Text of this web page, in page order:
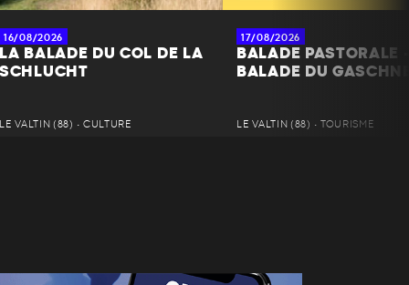
16/08/2026
LA BALADE DU COL DE LA
SCHLUCHT
LE VALTIN (88) • CULTURE
17/08/2026
BALADE PASTORALE
BALADE DU
LE VALTIN (88) • TOURISME